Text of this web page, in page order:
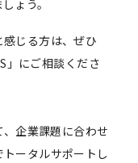
ょう。
感じる方は、ぜひ
」にご相談くださ
企業課題に合わせ
ータルサポートし